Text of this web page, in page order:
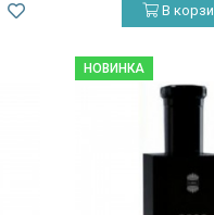
В
НОВИНКА